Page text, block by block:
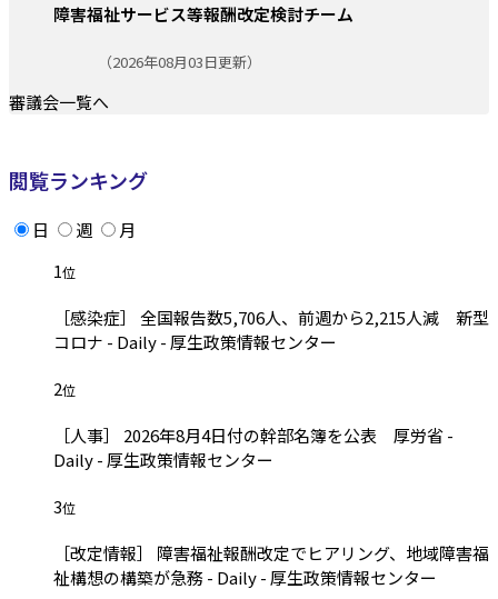
障害福祉サービス等報酬改定検討チーム
（2026年08月03日更新）
審議会一覧へ
閲覧ランキング
日 週
月
1位
［感染症］ 全国報告数5,706人、前週から2,215人減 新型
コロナ - Daily - 厚生政策情報センター
2位
［人事］ 2026年8月4日付の幹部名簿を公表 厚労省 -
Daily - 厚生政策情報センター
3位
［改定情報］ 障害福祉報酬改定でヒアリング、地域障害福
祉構想の構築が急務 - Daily - 厚生政策情報センター